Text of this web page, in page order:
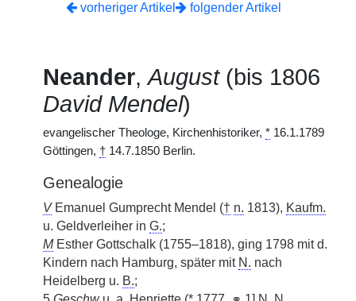
vorheriger Artikel
folgender Artikel
Neander,August(bis 1806
David Mendel)
evangelischer Theologe, Kirchenhistoriker, * 16.1.1789
Göttingen, † 14.7.1850 Berlin.
Genealogie
VEmanuel Gumprecht Mendel († n. 1813), Kaufm.
u. Geldverleiher in G.;
MEsther Gottschalk (1755–1818), ging 1798 mit d.
Kindern nach Hamburg, später mit N. nach
Heidelberg u. B.;